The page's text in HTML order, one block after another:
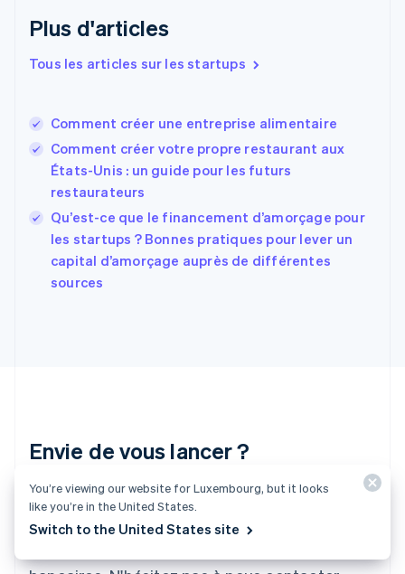
Plus d'articles
Tous les articles sur les startups
Comment créer une entreprise alimentaire
Comment créer votre propre restaurant aux
États-Unis : un guide pour les futurs
restaurateurs
Qu’est-ce que le financement d’amorçage pour
les startups ? Bonnes pratiques pour lever un
capital d’amorçage auprès de différentes
sources
Envie de vous lancer ?
Créez un compte et commencez à accepter
des paiements rapidement, sans avoir à signer
English
Espagne
États-Unis
EnglishEspañol简体中文
Finlande
English Svenska
FrançaisEnglish
Gibraltar
English
Grèce
Japon
Lettonie
Liechtenstein
You’re viewing our website for Luxembourg, but it looks
like you’re in the United States.
Switch to the United States site